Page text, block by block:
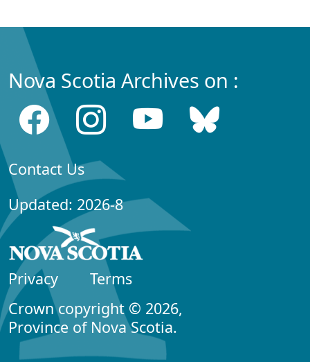
Nova Scotia Archives on :
Contact Us
Updated: 2026-8
Privacy
Terms
Crown copyright © 2026,
Province of Nova Scotia.